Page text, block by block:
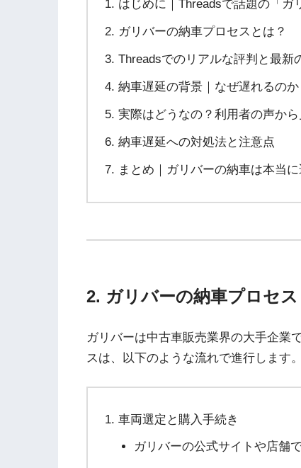
はじめに｜Threadsで話題の「ガ
ガリバーの納車プロセスとは？
Threadsでのリアルな評判と最新
納車遅延の背景｜なぜ遅れるのか
実際はどうなの？利用者の声か
納車遅延への対処法と注意点
まとめ｜ガリバーの納車は本当に
2. ガリバーの納車プロセス
ガリバーは中古車販売業界の大手企業
スは、以下のような流れで進行します。
車両選定と購入手続き
ガリバーの公式サイトや店舗